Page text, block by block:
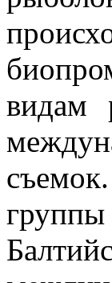
видам